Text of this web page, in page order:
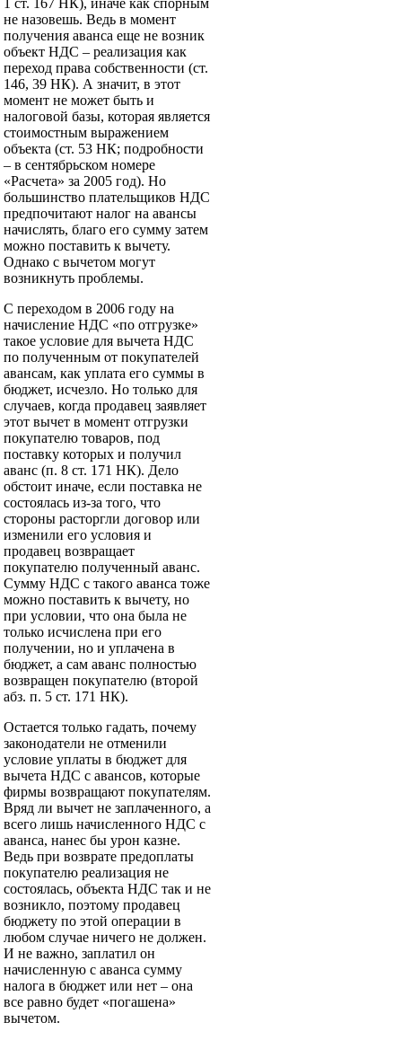
1 ст. 167 НК), иначе как спорным
не назовешь. Ведь в момент
получения аванса еще не возник
объект НДС – реализация как
переход права собственности (ст.
146, 39 НК). А значит, в этот
момент не может быть и
налоговой базы, которая является
стоимостным выражением
объекта (ст. 53 НК; подробности
– в сентябрьском номере
«Расчета» за 2005 год). Но
большинство плательщиков НДС
предпочитают налог на авансы
начислять, благо его сумму затем
можно поставить к вычету.
Однако с вычетом могут
возникнуть проблемы.
С переходом в 2006 году на
начисление НДС «по отгрузке»
такое условие для вычета НДС
по полученным от покупателей
авансам, как уплата его суммы в
бюджет, исчезло. Но только для
случаев, когда продавец заявляет
этот вычет в момент отгрузки
покупателю товаров, под
поставку которых и получил
аванс (п. 8 ст. 171 НК). Дело
обстоит иначе, если поставка не
состоялась из-за того, что
стороны расторгли договор или
изменили его условия и
продавец возвращает
покупателю полученный аванс.
Сумму НДС с такого аванса тоже
можно поставить к вычету, но
при условии, что она была не
только исчислена при его
получении, но и уплачена в
бюджет, а сам аванс полностью
возвращен покупателю (второй
абз. п. 5 ст. 171 НК).
Остается только гадать, почему
законодатели не отменили
условие уплаты в бюджет для
вычета НДС с авансов, которые
фирмы возвращают покупателям.
Вряд ли вычет не заплаченного, а
всего лишь начисленного НДС с
аванса, нанес бы урон казне.
Ведь при возврате предоплаты
покупателю реализация не
состоялась, объекта НДС так и не
возникло, поэтому продавец
бюджету по этой операции в
любом случае ничего не должен.
И не важно, заплатил он
начисленную с аванса сумму
налога в бюджет или нет – она
все равно будет «погашена»
вычетом.